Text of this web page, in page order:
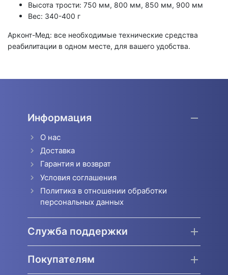
Высота трости: 750 мм, 800 мм, 850 мм, 900 мм
Вес: 340-400 г
Арконт-Мед: все необходимые технические средства
реабилитации в одном месте, для вашего удобства.
Информация
О нас
Доставка
Гарантия и возврат
Условия соглашения
Политика в отношении обработки
персональных данных
Служба поддержки
Покупателям